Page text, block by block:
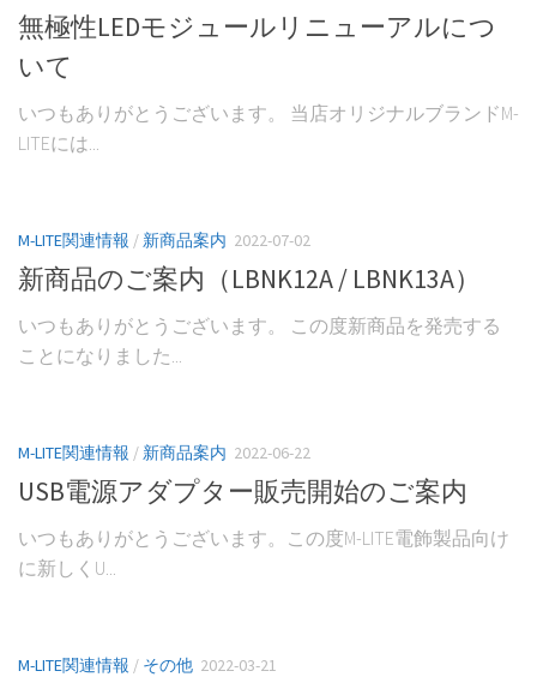
無極性LEDモジュールリニューアルにつ
いて
いつもありがとうございます。 当店オリジナルブランドM-
LITEには...
M-LITE関連情報 / 新商品案内 2022-07-02
新商品のご案内（LBNK12A / LBNK13A）
いつもありがとうございます。 この度新商品を発売する
ことになりました...
M-LITE関連情報 / 新商品案内 2022-06-22
USB電源アダプター販売開始のご案内
いつもありがとうございます。この度M-LITE電飾製品向け
に新しくU...
M-LITE関連情報 / その他 2022-03-21